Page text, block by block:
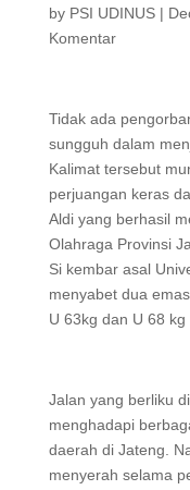
by PSI UDINUS|
Komentar
Tidak ada
sungguh dalam
Kalimat tersebut
perjuangan keras
Aldi yang berhasil
Olahraga Provinsi
Si kembar asal
menyabet dua
U 63kg dan U 68 kg
Jalan yang berliku
menghadapi
daerah di Jateng.
menyerah selama